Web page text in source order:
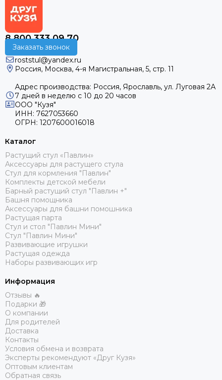
8 800 333 09 70
Заказать звонок
roststul@yandex.ru
Россия, Москва, 4-я Магистральная, 5, стр. 11
Адрес производства: Россия, Ярославль, ул. Луговая 2А
7 дней в неделю с 10 до 20 часов
ООО "Кузя"
ИНН: 7627053660
ОГРН: 1207600016018
Каталог
Растущий стул «Павлин»
Аксессуары для растущего стула
Стул для кормления "Павлин"
Комплекты детской мебели
Барный растущий стул "Павлин +"
Башня помощника
Аксессуары для башни помошника
Растущая парта
Стул и стол "Павлин Мини"
Стул "Павлин Мини"
Развивающие игрушки
Растущая одежда
Наборы развивающих игр
Информация
Отзывы 🔥
Подарки 🎁
О компании
Для родителей
Доставка
Контакты
Условия обмена и возврата
Эксперты рекомендуют «Друг Кузя»
Оптовым клиентам
Обратная связь